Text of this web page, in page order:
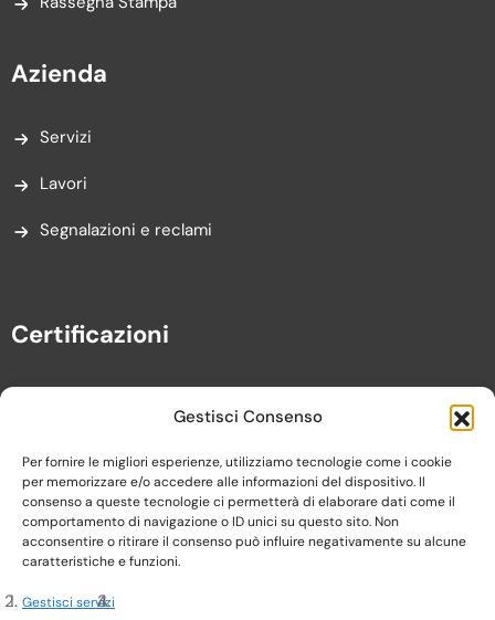
Gestisci Consenso
Per fornire le migliori esperienze, utilizziamo tecnologie come i cookie
per memorizzare e/o accedere alle informazioni del dispositivo. Il
consenso a queste tecnologie ci permetterà di elaborare dati come il
comportamento di navigazione o ID unici su questo sito. Non
acconsentire o ritirare il consenso può influire negativamente su alcune
caratteristiche e funzioni.
Gestisci servizi
Azienda
Servizi
Lavori
Segnalazioni e reclami
Certificazioni